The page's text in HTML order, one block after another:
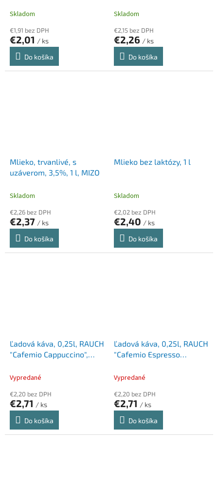
Skladom
€1,91 bez DPH
€2,01 / ks
Do košíka
Skladom
€2,15 bez DPH
€2,26 / ks
Do košíka
Mlieko, trvanlivé, s
uzáverom, 3,5%, 1 l, MIZO
Skladom
€2,26 bez DPH
€2,37 / ks
Do košíka
Mlieko bez laktózy, 1 l
Skladom
€2,02 bez DPH
€2,40 / ks
Do košíka
Ľadová káva, 0,25l, RAUCH
"Cafemio Cappuccino",
Vypredané
€2,20 bez DPH
€2,71 / ks
Do košíka
Ľadová káva, 0,25l, RAUCH
"Cafemio Espresso
Vypredané
€2,20 bez DPH
€2,71 / ks
Do košíka